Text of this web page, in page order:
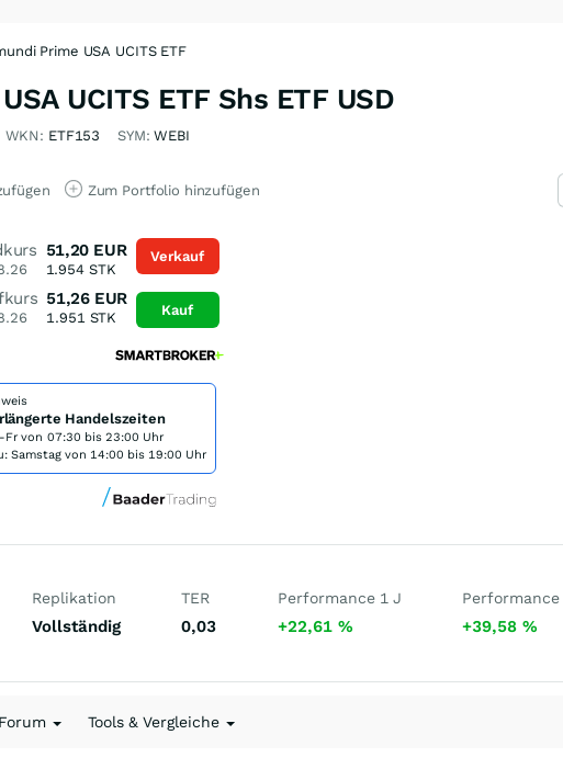
Prime USA UCITS ETF
UCITS ETF Shs ETF USD
WKN: ETF153 SYM:WEBI
Zum Portfolio hinzufügen
51,20 EUR
1.954STK
51,26 EUR
1.951 STK
Verkauf
Kauf
Handelszeiten
Fr von 07:30 bis 23:00 Uhr
Samstag von 14:00 bis 19:00 Uhr
Replikation
Vollständig
TER
0,03
Performance 1 J
+22,61 %
Performance
+39,58 %
Forum Tools & Vergleiche